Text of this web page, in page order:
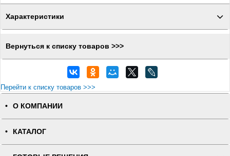
Характеристики
Вернуться к списку товаров >>>
Перейти к списку товаров >>>
О КОМПАНИИ
КАТАЛОГ